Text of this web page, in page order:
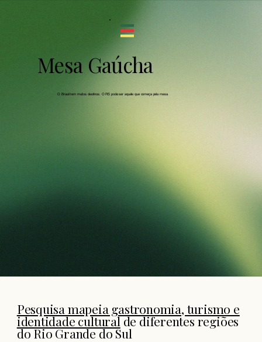
Mesa Gaúcha
O Brasil tem muitos destinos. O RS pode ser aquele que começa pela mesa.
Pesquisa mapeia gastronomia, turismo e
identidade culturalde diferentes regiões
do Rio Grande do Sul